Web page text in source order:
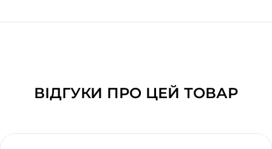
ВІДГУКИ ПРО ЦЕЙ ТОВАР